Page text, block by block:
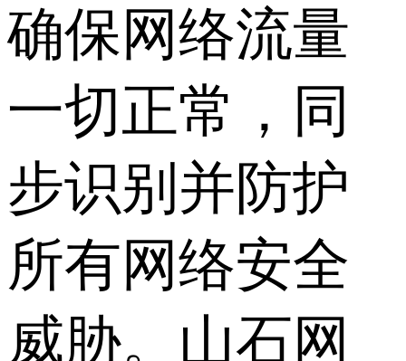
确保网络流量
一切正常，同
步识别并防护
所有网络安全
威胁。山石网